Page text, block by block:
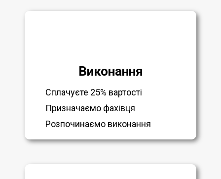
Виконання
Сплачуєте 25% вартості
Призначаємо фахівця
Розпочинаємо виконання